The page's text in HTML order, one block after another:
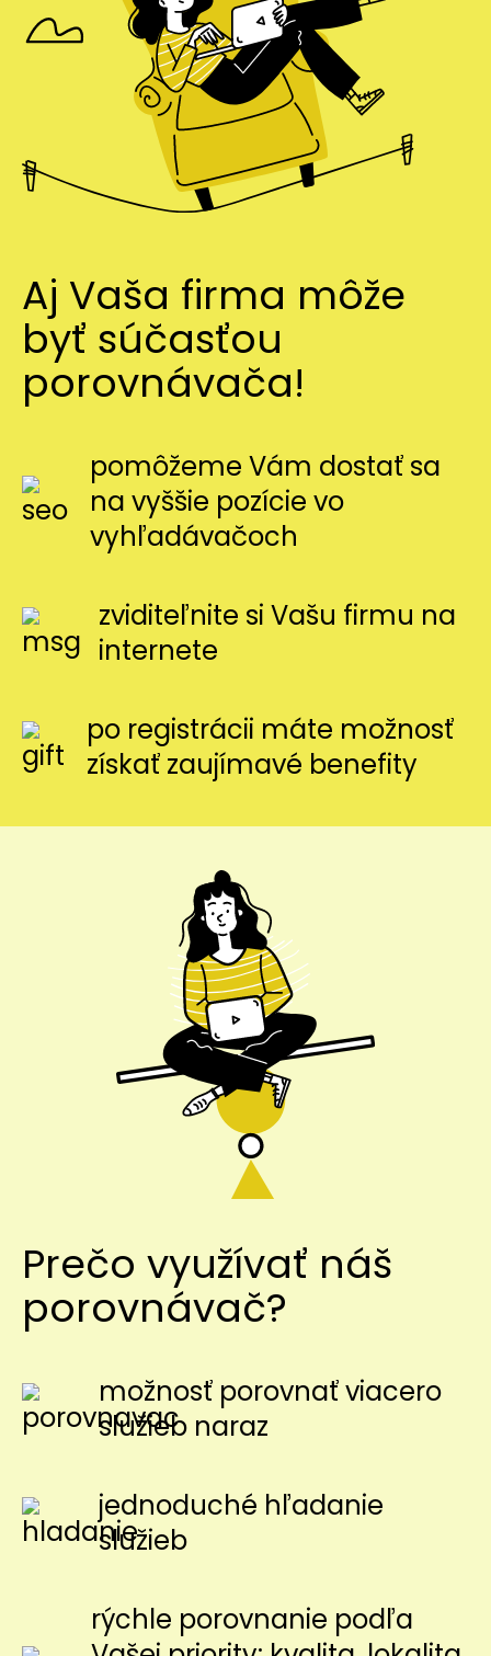
Aj Vaša firma môže
byť súčasťou
porovnávača!
pomôžeme Vám dostať sa
na vyššie pozície vo
vyhľadávačoch
zviditeľnite si Vašu firmu na
internete
po registrácii máte možnosť
získať zaujímavé benefity
Prečo využívať náš
porovnávač?
možnosť porovnať viacero
služieb naraz
jednoduché hľadanie
služieb
rýchle porovnanie podľa